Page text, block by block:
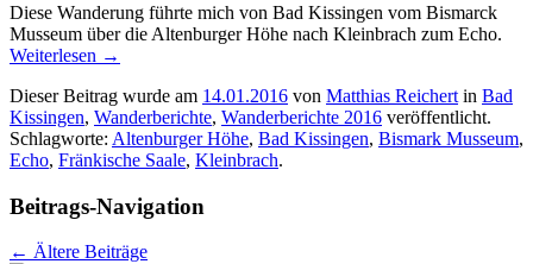
Diese Wanderung führte mich von Bad Kissingen vom Bismarck
Musseum über die Altenburger Höhe nach Kleinbrach zum Echo.
Weiterlesen →
Dieser Beitrag wurde am 14.01.2016 von Matthias Reichert in Bad
Kissingen, Wanderberichte, Wanderberichte 2016 veröffentlicht.
Schlagworte: Altenburger Höhe, Bad Kissingen, Bismark Musseum,
Echo, Fränkische Saale, Kleinbrach.
Beitrags-Navigation
← Ältere Beiträge